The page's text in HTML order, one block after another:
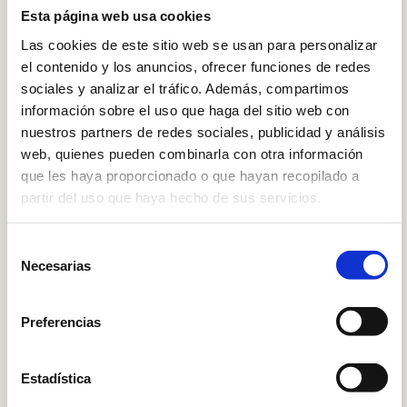
Esta página web usa cookies
Las cookies de este sitio web se usan para personalizar
el contenido y los anuncios, ofrecer funciones de redes
sociales y analizar el tráfico. Además, compartimos
información sobre el uso que haga del sitio web con
nuestros partners de redes sociales, publicidad y análisis
web, quienes pueden combinarla con otra información
que les haya proporcionado o que hayan recopilado a
partir del uso que haya hecho de sus servicios.
Necesarias
Preferencias
Estadística
Relacionados
inaugura el primer centro